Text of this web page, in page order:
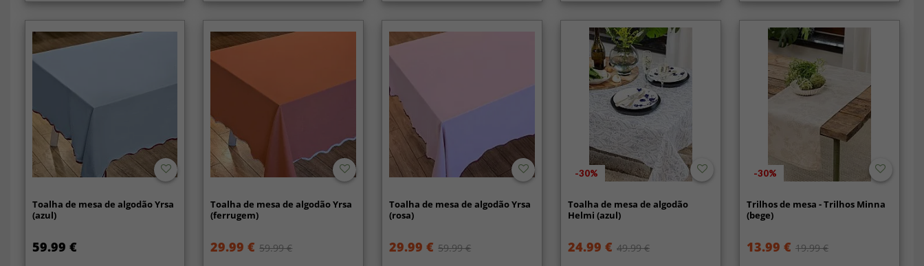
Toalha de mesa de algodão Yrsa
(azul)
59.99 €
Toalha de mesa de algodão Yrsa
(ferrugem)
29.99 € 59.99 €
Toalha de mesa de algodão Yrsa
(rosa)
29.99 € 59.99 €
-30%
Toalha de mesa de algodão
Helmi (azul)
24.99 € 49.99 €
-30%
Trilhos de mesa - Trilhos Minna
(bege)
13.99 € 19.99 €